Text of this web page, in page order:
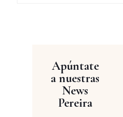
Apúntate
a nuestras
News
Pereira